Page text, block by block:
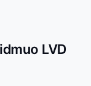
LVD